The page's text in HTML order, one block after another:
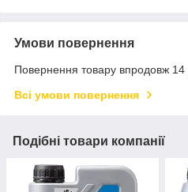
Умови повернення
Повернення товару впродовж 14
Всі умови повернення
Подібні товари компанії